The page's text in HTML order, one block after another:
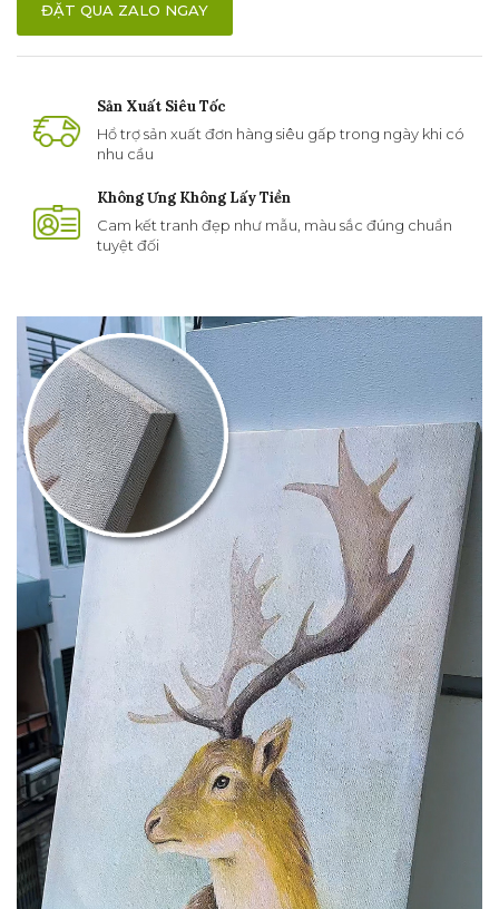
ĐẶT QUA ZALO NGAY
Sản Xuất Siêu Tốc
Hổ trợ sản xuất đơn hàng siêu gấp trong ngày khi có
nhu cầu
Không Ưng Không Lấy Tiền
Cam kết tranh đẹp như mẫu, màu sắc đúng chuẩn
tuyệt đối